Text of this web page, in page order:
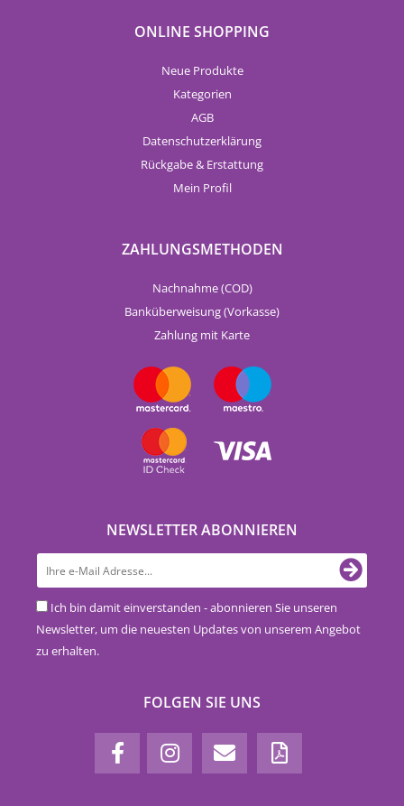
ONLINE SHOPPING
Neue Produkte
Kategorien
AGB
Datenschutzerklärung
Rückgabe & Erstattung
Mein Profil
ZAHLUNGSMETHODEN
Nachnahme (COD)
Banküberweisung (Vorkasse)
Zahlung mit Karte
NEWSLETTER ABONNIEREN
Ich bin damit einverstanden - abonnieren Sie unseren
Newsletter, um die neuesten Updates von unserem Angebot
zu erhalten.
FOLGEN SIE UNS